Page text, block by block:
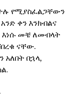
የሚያስፈልጋቸውን
ቀን እንክብልና
መቼ ለመብላት
ናቸው.
በኋላ,